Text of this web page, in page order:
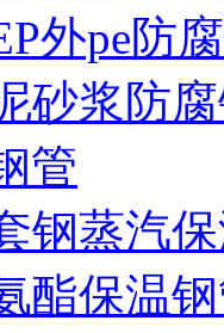
外pe防
砂浆防
管
钢蒸汽
酯保温